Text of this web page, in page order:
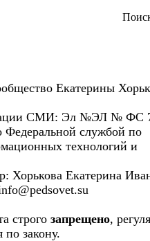
Екатерины
СМИ: Эл №ЭЛ № ФС
Федеральной службой по
технологий и
Хорькова Екатерина
строго запрещено,
по закону.